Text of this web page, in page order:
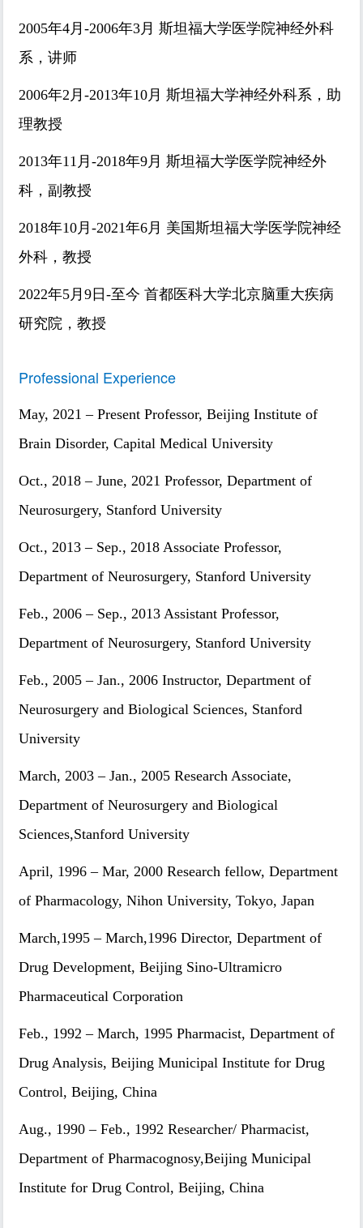
2005年4月-2006年3月 斯坦福大学医学院神经外科
系，讲师
2006年2月-2013年10月 斯坦福大学神经外科系，助
理教授
2013年11月-2018年9月 斯坦福大学医学院神经外
科，副教授
2018年10月-2021年6月 美国斯坦福大学医学院神经
外科，教授
2022年5月9日-至今 首都医科大学北京脑重大疾病
研究院，教授
Professional Experience
May, 2021 – Present Professor, Beijing Institute of
Brain Disorder, Capital Medical University
Oct., 2018 – June, 2021 Professor, Department of
Neurosurgery, Stanford University
Oct., 2013 – Sep., 2018 Associate Professor,
Department of Neurosurgery, Stanford University
Feb., 2006 – Sep., 2013 Assistant Professor,
Department of Neurosurgery, Stanford University
Feb., 2005 – Jan., 2006 Instructor, Department of
Neurosurgery and Biological Sciences, Stanford
University
March, 2003 – Jan., 2005 Research Associate,
Department of Neurosurgery and Biological
Sciences,Stanford University
April, 1996 – Mar, 2000 Research fellow, Department
of Pharmacology, Nihon University, Tokyo, Japan
March,1995 – March,1996 Director, Department of
Drug Development, Beijing Sino-Ultramicro
Pharmaceutical Corporation
Feb., 1992 – March, 1995 Pharmacist, Department of
Drug Analysis, Beijing Municipal Institute for Drug
Control, Beijing, China
Aug., 1990 – Feb., 1992 Researcher/ Pharmacist,
Department of Pharmacognosy,Beijing Municipal
Institute for Drug Control, Beijing, China